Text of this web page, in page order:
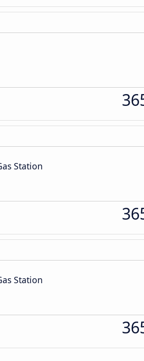
Station
Station